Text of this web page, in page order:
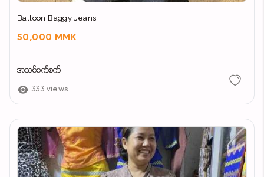
Balloon Baggy Jeans
50,000 MMK
အသစ်စက်စက်
333 views